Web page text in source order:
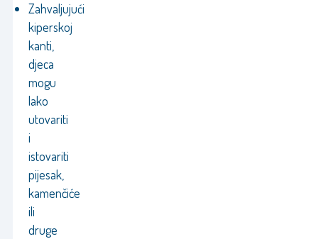
Zahvaljujući
kiperskoj
kanti,
djeca
mogu
lako
utovariti
i
istovariti
pijesak,
kamenčiće
ili
druge